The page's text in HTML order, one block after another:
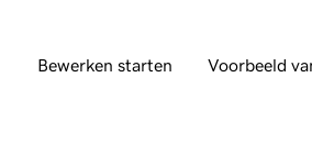
Bewerken starten Voorbeeld